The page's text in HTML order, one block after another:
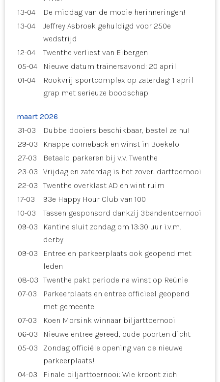
13-04
De middag van de mooie herinneringen!
13-04
Jeffrey Asbroek gehuldigd voor 250e
wedstrijd
12-04
Twenthe verliest van Eibergen
05-04
Nieuwe datum trainersavond: 20 april
01-04
Rookvrij sportcomplex op zaterdag: 1 april
grap met serieuze boodschap
maart 2026
31-03
Dubbeldooiers beschikbaar, bestel ze nu!
29-03
Knappe comeback en winst in Boekelo
27-03
Betaald parkeren bij v.v. Twenthe
23-03
Vrijdag en zaterdag is het zover: darttoernooi
22-03
Twenthe overklast AD en wint ruim
17-03
93e Happy Hour Club van 100
10-03
Tassen gesponsord dankzij 3bandentoernooi
09-03
Kantine sluit zondag om 13:30 uur i.v.m.
derby
09-03
Entree en parkeerplaats ook geopend met
leden
08-03 Twenthe pakt periode na winst op Reünie
07-03
Parkeerplaats en entree officieel geopend
met gemeente
07-03
Koen Morsink winnaar biljarttoernooi
06-03
Nieuwe entree gereed, oude poorten dicht
05-03
Zondag officiële opening van de nieuwe
parkeerplaats!
04-03
Finale biljarttoernooi: Wie kroont zich